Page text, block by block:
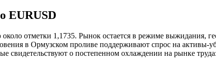
EURUSD
отметки 1,1735. Рынок остается в режиме выжидания,
в Ормузском проливе поддерживают спрос на активы-
о постепенном охлаждении на рынке